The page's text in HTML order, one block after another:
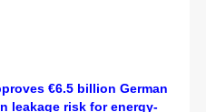
€6.5 billion German
leakage risk for energy-